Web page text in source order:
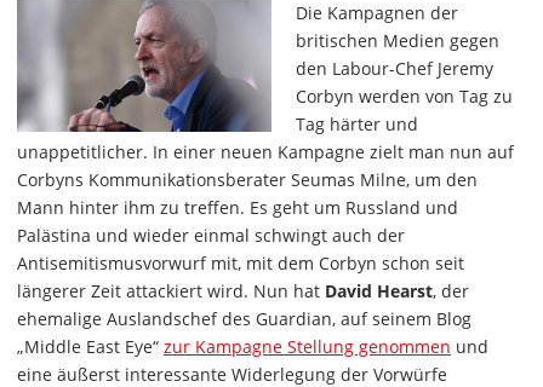
Die Kampagnen der
britischen Medien gegen
den Labour-Chef Jeremy
Corbyn werden von Tag zu
Tag härter und
unappetitlicher. In einer neuen Kampagne zielt man nun auf
Corbyns Kommunikationsberater Seumas Milne, um den
Mann hinter ihm zu treffen. Es geht um Russland und
Palästina und wieder einmal schwingt auch der
Antisemitismusvorwurf mit, mit dem Corbyn schon seit
längerer Zeit attackiert wird. Nun hat David Hearst, der
ehemalige Auslandschef des Guardian, auf seinem Blog
„Middle East Eye“ zur Kampagne Stellung genommen und
eine äußerst interessante Widerlegung der Vorwürfe